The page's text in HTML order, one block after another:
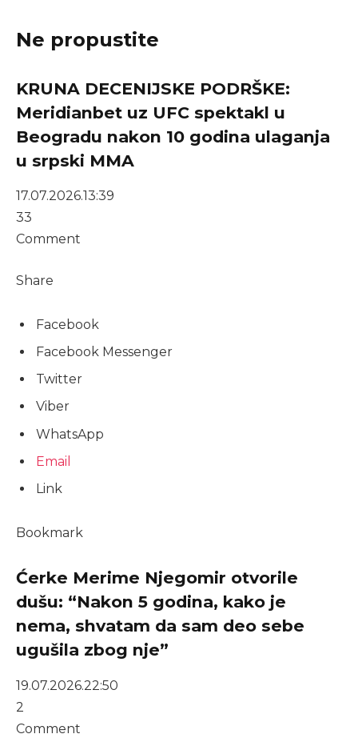
Ne propustite
KRUNA DECENIJSKE PODRŠKE:
Meridianbet uz UFC spektakl u
Beogradu nakon 10 godina ulaganja
u srpski MMA
17.07.2026.13:39
33
Comment
Share
Facebook
Facebook Messenger
Twitter
Viber
WhatsApp
Email
Link
Bookmark
Ćerke Merime Njegomir otvorile
dušu: “Nakon 5 godina, kako je
nema, shvatam da sam deo sebe
ugušila zbog nje”
19.07.2026.22:50
2
Comment